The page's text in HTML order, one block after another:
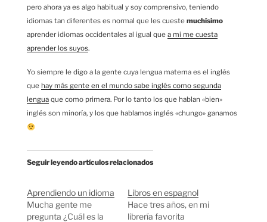
pero ahora ya es algo habitual y soy comprensivo, teniendo
idiomas tan diferentes es normal que les cueste muchísimo
aprender idiomas occidentales al igual que a mi me cuesta
aprender los suyos.
Yo siempre le digo a la gente cuya lengua materna es el inglés
que hay más gente en el mundo sabe inglés como segunda
lengua que como primera. Por lo tanto los que hablan «bien»
inglés son minoría, y los que hablamos inglés «chungo» ganamos
Seguir leyendo artículos relacionados
Aprendiendo un idioma
Mucha gente me
pregunta ¿Cuál es la
Libros en espagnol
Hace tres años, en mi
librería favorita